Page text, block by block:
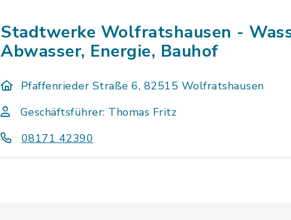
Stadtwerke Wolfratshausen -
Abwasser, Energie, Bauhof
Pfaffenrieder Straße 6, 82515 Wolfratshausen
Geschäftsführer: Thomas Fritz
08171 42390